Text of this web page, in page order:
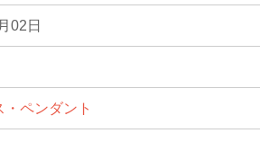
02日
・ペンダント